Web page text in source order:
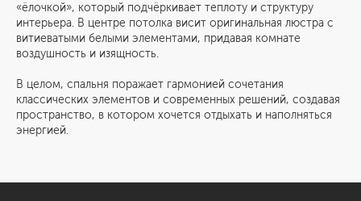
«ёлочкой», который подчёркивает теплоту и структуру
интерьера. В центре потолка висит оригинальная люстра с
витиеватыми белыми элементами, придавая комнате
воздушность и изящность.
В целом, спальня поражает гармонией сочетания
классических элементов и современных решений, создавая
пространство, в котором хочется отдыхать и наполняться
энергией.